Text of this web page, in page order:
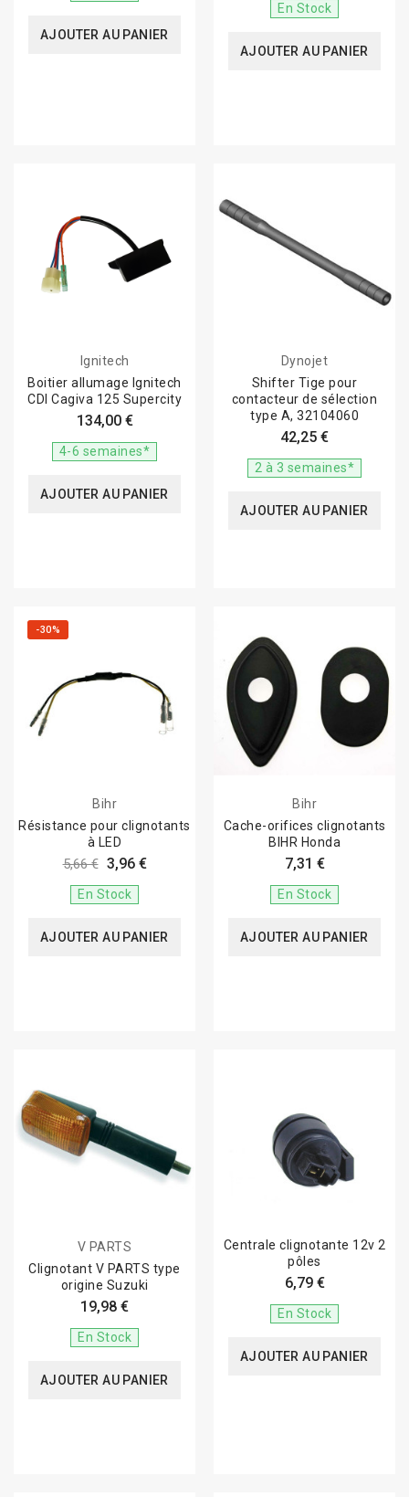
AJOUTER AU PANIER
En Stock
AJOUTER AU PANIER
Ignitech
Boitier allumage Ignitech
CDI Cagiva 125 Supercity
134,00 €
4-6 semaines*
AJOUTER AU PANIER
Dynojet
Shifter Tige pour
contacteur de sélection
type A, 32104060
42,25 €
2 à 3 semaines*
AJOUTER AU PANIER
-30%
Bihr
Résistance pour clignotants
à LED
5,66 € 3,96 €
En Stock
AJOUTER AU PANIER
Bihr
Cache-orifices clignotants
BIHR Honda
7,31 €
En Stock
AJOUTER AU PANIER
V PARTS
Clignotant V PARTS type
origine Suzuki
19,98 €
En Stock
AJOUTER AU PANIER
Centrale clignotante 12v 2
pôles
6,79 €
En Stock
AJOUTER AU PANIER